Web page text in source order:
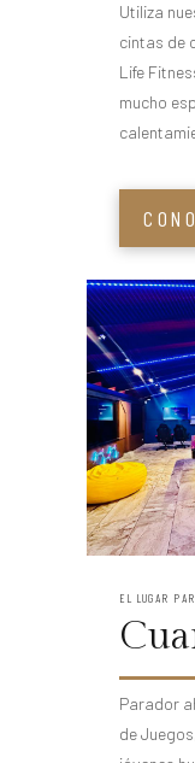
Utiliza
cintas de
Life
mucho
EL LUGAR
Parador
de